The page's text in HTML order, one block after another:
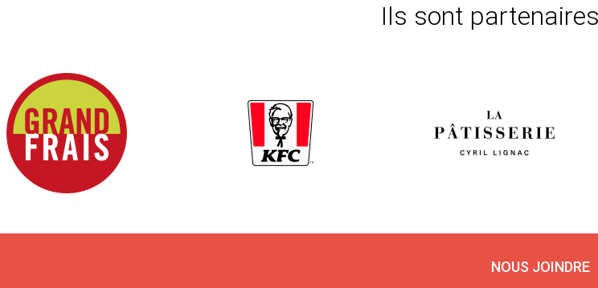
Ils sont
NOUS JOINDRE